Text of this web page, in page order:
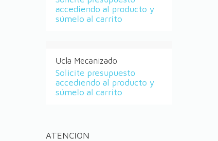
accediendo al producto y
súmelo al carrito
Ucla Mecanizado
Solicite presupuesto
accediendo al producto y
súmelo al carrito
ATENCION